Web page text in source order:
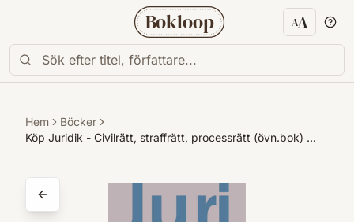
Bokloop AA
Hem
Böcker
Köp Juridik - Civilrätt, straffrätt, processrätt (övn.bok) …